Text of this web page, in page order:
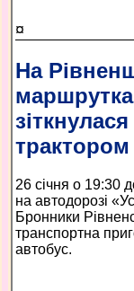
¤
На
маршрутка
зіткнулася
трактором
26 січня о 19:30
на автодорозі
Бронники
транспортна
автобус.